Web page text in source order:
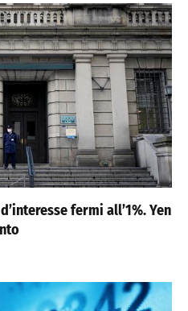
fermi all’1%. Yen